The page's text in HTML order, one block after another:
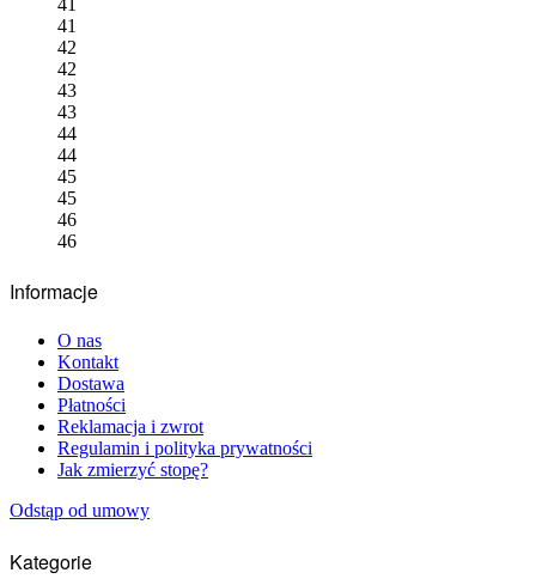
41
42
42
43
43
44
44
45
45
46
46
Informacje
O nas
Kontakt
Dostawa
Płatności
Reklamacja i zwrot
Regulamin i polityka prywatności
Jak zmierzyć stopę?
Odstąp od umowy
Kategorie